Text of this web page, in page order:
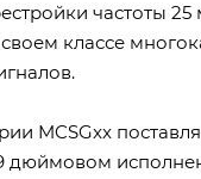
частоты 25
классе
MCSGxx
дюймовом